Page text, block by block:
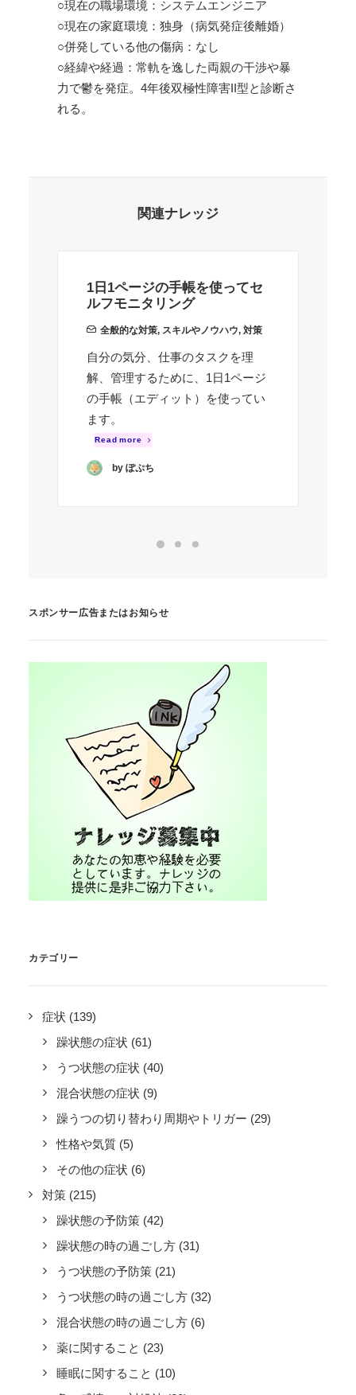
○現在の職場環境：システムエンジニア
○現在の家庭環境：独身（病気発症後離婚）
○併発している他の傷病：なし
○経緯や経過：常軌を逸した両親の干渉や暴
力で鬱を発症。4年後双極性障害II型と診断さ
れる。
関連ナレッジ
1日1ページの手帳を使ってセ
ルフモニタリング
全般的な対策, スキルやノウハウ, 対策
自分の気分、仕事のタスクを理
解、管理するために、1日1ページ
の手帳（エディット）を使ってい
ます。
Read more
by ぽぷち
スポンサー広告またはお知らせ
カテゴリー
症状 (139)
躁状態の症状 (61)
うつ状態の症状 (40)
混合状態の症状 (9)
躁うつの切り替わり周期やトリガー (29)
性格や気質 (5)
その他の症状 (6)
対策 (215)
躁状態の予防策 (42)
躁状態の時の過ごし方 (31)
うつ状態の予防策 (21)
うつ状態の時の過ごし方 (32)
混合状態の時の過ごし方 (6)
薬に関すること (23)
睡眠に関すること (10)